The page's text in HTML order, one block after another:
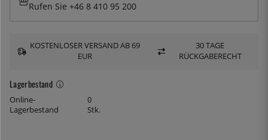
Lagerbestand
Online-
Lagerbestand
0
Stk.
Rufen Sie +46 8 410 95 200
KOSTENLOSER VERSAND AB 69
EUR
30 TAGE
RÜCKGABERECHT